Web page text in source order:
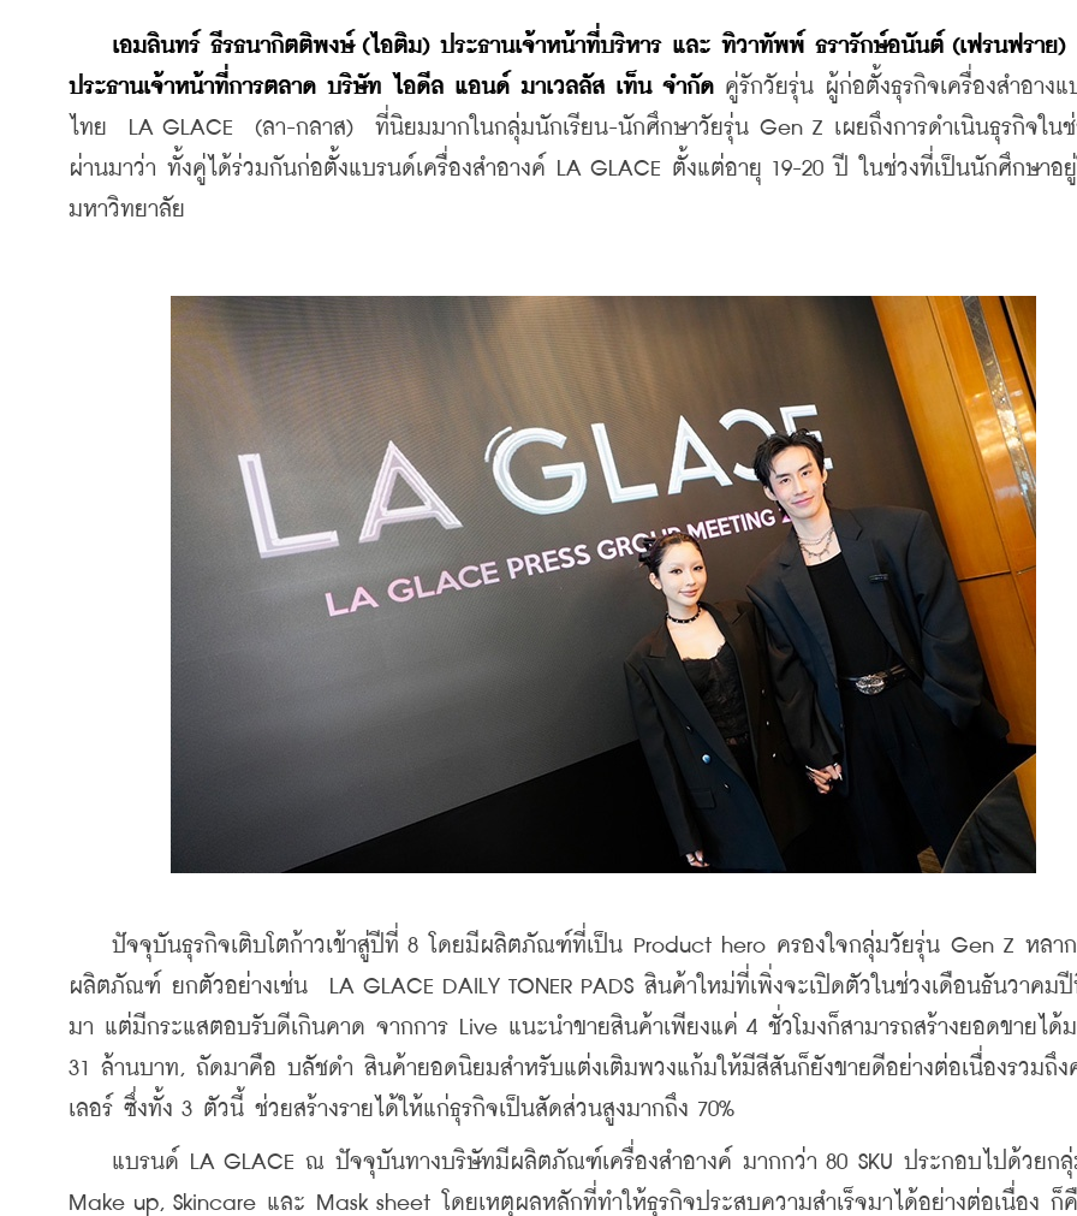
เอมลินทร์ ธีรธนากิตติพงษ์ (ไอติม) ประธานเจ้าหน้าที่บริหาร และ ทิวาทัพพ์ ธรารักษ์อนันต์ (เฟรนฟราย)
ประธานเจ้าหน้าที่การตลาด บริษัท ไอดีล แอนด์ มาเวลลัส เท็น จำกัด คู่รักวัยรุ่น ผู้ก่อตั้งธุรกิจเครื่องสำอางแ
ไทย  LA GLACE  (ลา-กลาส)  ที่นิยมมากในกลุ่มนักเรียน-นักศึกษาวัยรุ่น Gen Z เผยถึงการดำเนินธุรกิจใน
ผ่านมาว่า ทั้งคู่ได้ร่วมกันก่อตั้งแบรนด์เครื่องสำอางค์ LA GLACE ตั้งแต่อายุ 19-20 ปี ในช่วงที่เป็นนักศึกษาอ
มหาวิทยาลัย
ปัจจุบันธุรกิจเติบโตก้าวเข้าสู่ปีที่ 8 โดยมีผลิตภัณฑ์ที่เป็น Product hero ครองใจกลุ่มวัยรุ่น Gen Z หลา
ผลิตภัณฑ์ ยกตัวอย่างเช่น  LA GLACE DAILY TONER PADS สินค้าใหม่ที่เพิ่งจะเปิดตัวในช่วงเดือนธันวาคม
มา แต่มีกระแสตอบรับดีเกินคาด จากการ Live แนะนำขายสินค้าเพียงแค่ 4 ชั่วโมงก็สามารถสร้างยอดขายได้ม
31 ล้านบาท, ถัดมาคือ บลัชดำ สินค้ายอดนิยมสำหรับแต่งเติมพวงแก้มให้มีสีสันก็ยังขายดีอย่างต่อเนื่องรวมถึง
เลอร์ ซึ่งทั้ง 3 ตัวนี้ ช่วยสร้างรายได้ให้แก่ธุรกิจเป็นสัดส่วนสูงมากถึง 70%
แบรนด์ LA GLACE ณ ปัจจุบันทางบริษัทมีผลิตภัณฑ์เครื่องสำอางค์ มากกว่า 80 SKU ประกอบไปด้วยกลุ่
Make up, Skincare และ Mask sheet โดยเหตุผลหลักที่ทำให้ธุรกิจประสบความสำเร็จมาได้อย่างต่อเนื่อง ก็